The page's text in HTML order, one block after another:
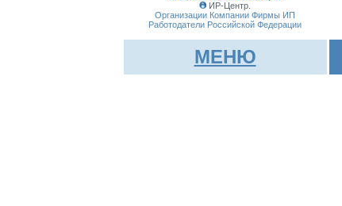
ИР-Центр.
Организации Компании Фирмы ИП
Работодатели Российской Федерации
МЕНЮ